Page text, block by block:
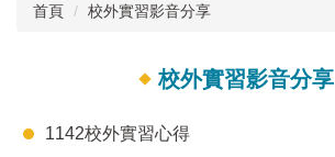
首頁 校外實習影音分享
校外實習影音分享
1142校外實習心得